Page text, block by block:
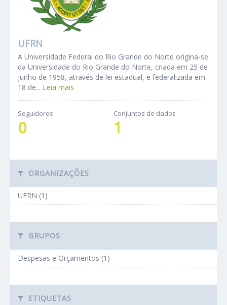
UFRN
A Universidade Federal do Rio Grande do Norte origina-se
da Universidade do Rio Grande do Norte, criada em 25 de
junho de 1958, através de lei estadual, e federalizada em
18 de... Leia mais
Seguidores
0
Conjuntos de dados
1
ORGANIZAÇÕES
UFRN (1)
GRUPOS
Despesas e Orçamentos (1)
ETIQUETAS